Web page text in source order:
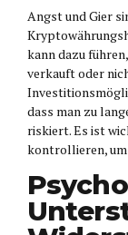
Angst und Gier
kann dazu
verkauft oder
dass man zu
riskiert. Es ist
kontrollieren,